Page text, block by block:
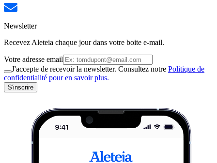
Newsletter
Recevez Aleteia chaque jour dans votre boite e-mail.
Votre adresse email
J'accepte de recevoir la newsletter. Consultez notre Politique de
confidentialité pour en savoir plus.
S'inscrire